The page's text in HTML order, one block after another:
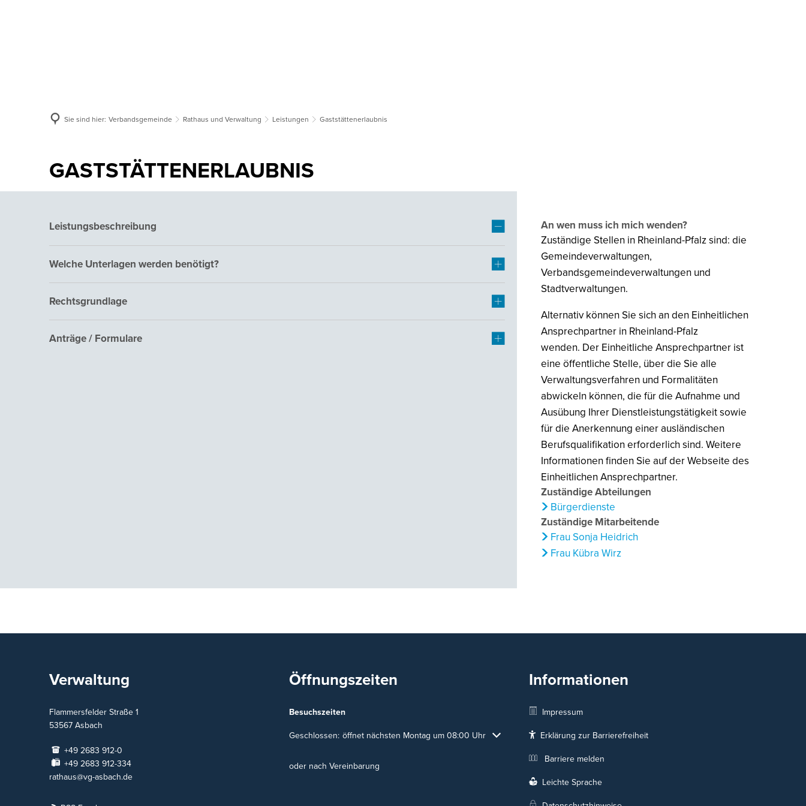
Sie sind hier: Verbandsgemeinde Rathaus und Verwaltung Leistungen Gaststättenerlaubnis
GASTSTÄTTENERLAUBNIS
Leistungsbeschreibung
Welche Unterlagen werden benötigt?
Rechtsgrundlage
Anträge / Formulare
An wen muss ich mich wenden?
Zuständige Stellen in Rheinland-Pfalz sind: die
Gemeindeverwaltungen,
Verbandsgemeindeverwaltungen und
Stadtverwaltungen.
Alternativ können Sie sich an den Einheitlichen
Ansprechpartner in Rheinland-Pfalz
wenden. Der Einheitliche Ansprechpartner ist
eine öffentliche Stelle, über die Sie alle
Verwaltungsverfahren und Formalitäten
abwickeln können, die für die Aufnahme und
Ausübung Ihrer Dienstleistungstätigkeit sowie
für die Anerkennung einer ausländischen
Berufsqualifikation erforderlich sind. Weitere
Informationen finden Sie auf der Webseite des
Einheitlichen Ansprechpartner.
Zuständige Abteilungen
Bürgerdienste
Zuständige Mitarbeitende
Frau Sonja Heidrich
Frau Kübra Wirz
Verwaltung
Flammersfelder Straße 1
53567 Asbach
+49 2683 912-0
+49 2683 912-334
rathaus@vg-asbach.de
Öffnungszeiten
Besuchszeiten
Klicken, um weitere Öffnungs- oder Schließzeiten auszublenden
Geschlossen: öffnet nächsten Montag um 08:00 Uhr
oder nach Vereinbarung
Informationen
Impressum
Erklärung zur Barrierefreiheit
Barriere melden
Leichte Sprache